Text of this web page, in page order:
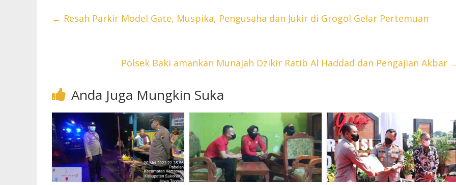
← Resah Parkir Model Gate, Muspika, Pengusaha dan Jukir di Grogol Gelar Pertemuan
Polsek Baki amankan Munajah Dzikir Ratib Al Haddad dan Pengajian Akbar
Anda Juga Mungkin Suka